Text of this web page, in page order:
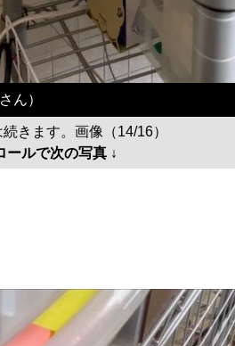
ん）
きます。画像（14/16）
ールで次の写真 ↓